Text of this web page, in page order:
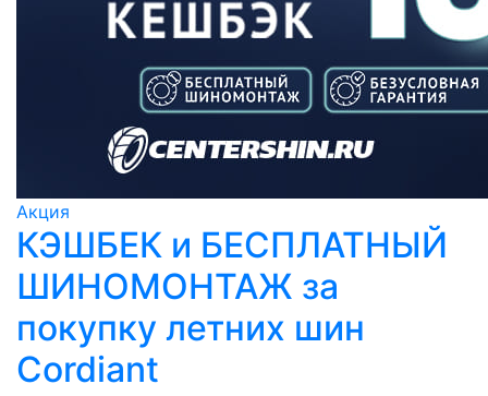
Акция
КЭШБЕК и БЕСПЛАТНЫЙ
ШИНОМОНТАЖ за
покупку летних шин
Cordiant